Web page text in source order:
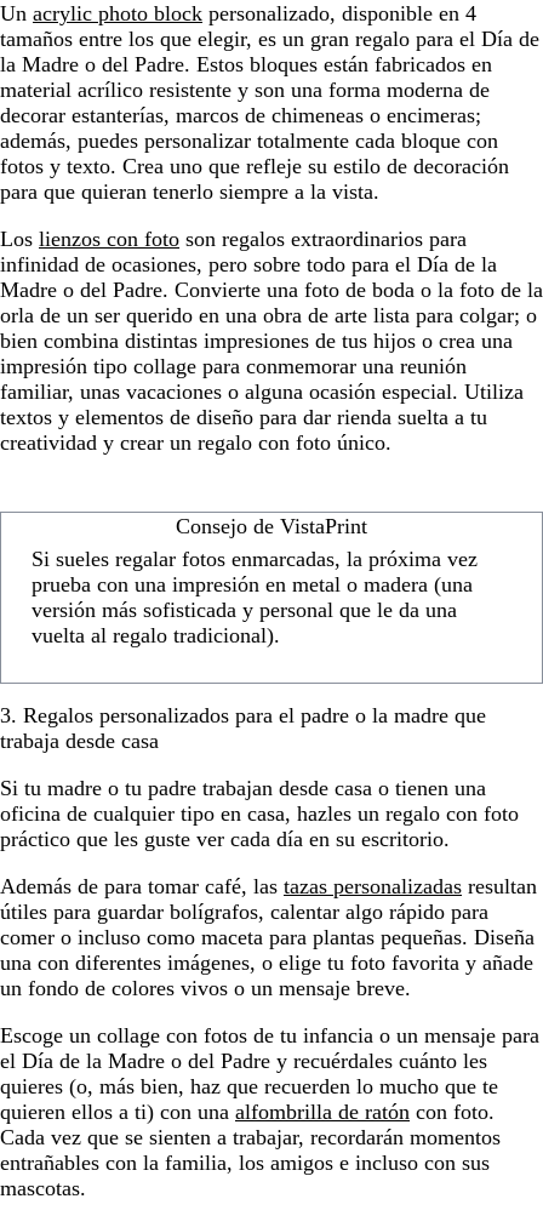
Un acrylic photo block personalizado, disponible en 4
tamaños entre los que elegir, es un gran regalo para el Día de
la Madre o del Padre. Estos bloques están fabricados en
material acrílico resistente y son una forma moderna de
decorar estanterías, marcos de chimeneas o encimeras;
además, puedes personalizar totalmente cada bloque con
fotos y texto. Crea uno que refleje su estilo de decoración
para que quieran tenerlo siempre a la vista.
Los lienzos con foto son regalos extraordinarios para
infinidad de ocasiones, pero sobre todo para el Día de la
Madre o del Padre. Convierte una foto de boda o la foto de la
orla de un ser querido en una obra de arte lista para colgar; o
bien combina distintas impresiones de tus hijos o crea una
impresión tipo collage para conmemorar una reunión
familiar, unas vacaciones o alguna ocasión especial. Utiliza
textos y elementos de diseño para dar rienda suelta a tu
creatividad y crear un regalo con foto único.
Consejo de VistaPrint
Si sueles regalar fotos enmarcadas, la próxima vez
prueba con una impresión en metal o madera (una
versión más sofisticada y personal que le da una
vuelta al regalo tradicional).
3. Regalos personalizados para el padre o la madre que
trabaja desde casa
Si tu madre o tu padre trabajan desde casa o tienen una
oficina de cualquier tipo en casa, hazles un regalo con foto
práctico que les guste ver cada día en su escritorio.
Además de para tomar café, las tazas personalizadas resultan
útiles para guardar bolígrafos, calentar algo rápido para
comer o incluso como maceta para plantas pequeñas. Diseña
una con diferentes imágenes, o elige tu foto favorita y añade
un fondo de colores vivos o un mensaje breve.
Escoge un collage con fotos de tu infancia o un mensaje para
el Día de la Madre o del Padre y recuérdales cuánto les
quieres (o, más bien, haz que recuerden lo mucho que te
quieren ellos a ti) con una alfombrilla de ratón con foto.
Cada vez que se sienten a trabajar, recordarán momentos
entrañables con la familia, los amigos e incluso con sus
mascotas.